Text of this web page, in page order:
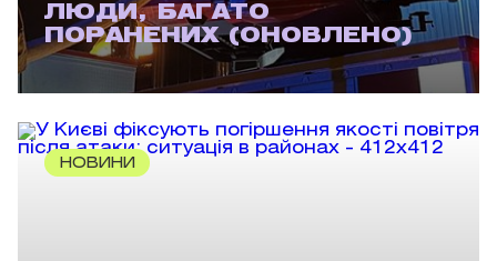
ЛЮДИ, БАГАТО
ПОРАНЕНИХ (ОНОВЛЕНО)
НОВИНИ